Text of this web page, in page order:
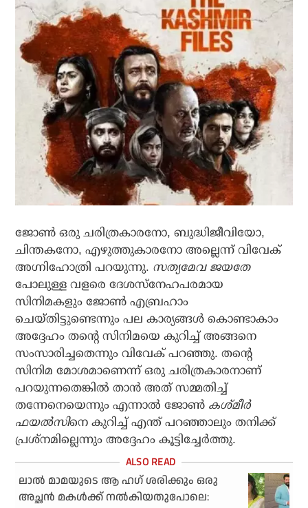
ജോൺ ഒരു ചരിത്രകാരനോ, ബുദ്ധിജീവിയോ,
ചിന്തകനോ, എഴുത്തുകാരനോ അല്ലെന്ന് വിവേക്
അഗ്നിഹോത്രി പറയുന്നു. സത്യമേവ ജയതേ
പോലുള്ള വളരെ ദേശസ്നേഹപരമായ
സിനിമകളും ജോൺ എബ്രഹാം
ചെയ്തിട്ടുണ്ടെന്നും പല കാര്യങ്ങൾ കൊണ്ടാകാം
അദ്ദേഹം തന്റെ സിനിമയെ കുറിച്ച് അങ്ങനെ
സംസാരിച്ചതെന്നും വിവേക് പറഞ്ഞു. തന്റെ
സിനിമ മോശമാണെന്ന് ഒരു ചരിത്രകാരനാണ്
പറയുന്നതെങ്കിൽ താൻ അത് സമ്മതിച്ച്
തന്നേനെയെന്നും എന്നാൽ ജോൺ കശ്മീർ
ഫയൽസിനെ കുറിച്ച് എന്ത് പറഞ്ഞാലും തനിക്ക്
പ്രശ്‌നമില്ലെന്നും അദ്ദേഹം കൂട്ടിച്ചേർത്തു.
ലാല്‍ മാമയുടെ ആ ഹഗ് ശരിക്കും ഒരു
അച്ഛന്‍ മകള്‍ക്ക് നല്‍കിയതുപോലെ: